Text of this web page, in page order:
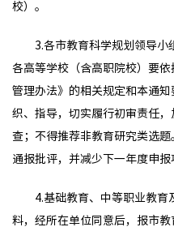
校）。
3.各市教育科学规划领导小
各高等学校（含高职院校）要
管理办法》的相关规定和本通
织、指导，切实履行初审责任
查；不得推荐非教育研究类选
通报批评，并减少下一年度申报
4.基础教育、中等职业教育
料，经所在单位同意后，报市